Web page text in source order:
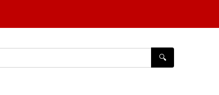
🔍